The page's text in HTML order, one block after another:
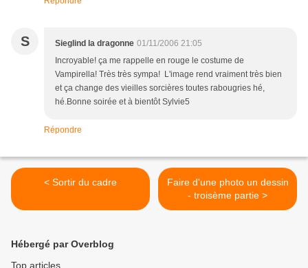
S Sieglind la dragonne 01/11/2006 21:05
Incroyable! ça me rappelle en rouge le costume de
Vampirella! Très très sympa! L'image rend vraiment très bien
et ça change des vieilles sorcières toutes rabougries hé,
hé.Bonne soirée et à bientôt Sylvie5
Répondre
< Sortir du cadre
Faire d'une photo un dessin
- troisème partie >
Hébergé par Overblog
Top articles